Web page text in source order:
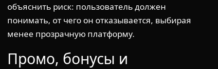
объяснить риск: пользователь должен
понимать, от чего он отказывается, выбирая
менее прозрачную платформу.
Промо, бонусы и